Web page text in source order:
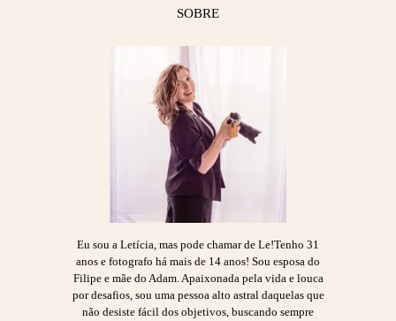
SOBRE
Eu sou a Letícia, mas pode chamar de Le!Tenho 31
anos e fotografo há mais de 14 anos! Sou esposa do
Filipe e mãe do Adam. Apaixonada pela vida e louca
por desafios, sou uma pessoa alto astral daquelas que
não desiste fácil dos objetivos, buscando sempre